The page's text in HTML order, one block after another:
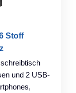
Stoff
und 2 USB-